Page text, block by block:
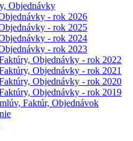
Objednávky
- rok 2026
- rok 2025
- rok 2024
- rok 2023
Objednávky - rok 2022
Objednávky - rok 2021
Objednávky - rok 2020
Objednávky - rok 2019
Faktúr, Objednávok